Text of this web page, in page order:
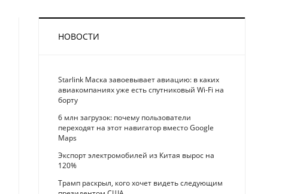
НОВОСТИ
Starlink Маска завоевывает авиацию: в каких
авиакомпаниях уже есть спутниковый Wi-Fi на
борту
6 млн загрузок: почему пользователи
переходят на этот навигатор вместо Google
Maps
Экспорт электромобилей из Китая вырос на
120%
Трамп раскрыл, кого хочет видеть следующим